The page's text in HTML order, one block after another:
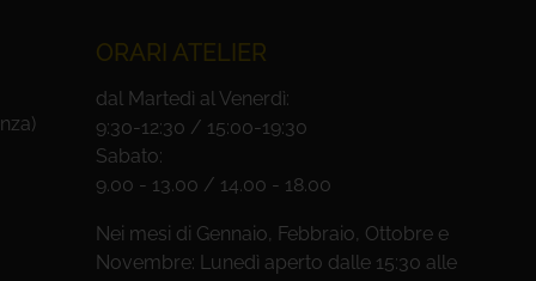
ORARI ATELIER
dal Martedì al Venerdì:
9:30-12:30 / 15:00-19:30
Sabato:
9.00 - 13.00 / 14.00 - 18.00
Nei mesi di Gennaio, Febbraio, Ottobre e
Novembre: Lunedì aperto dalle 15:30 alle